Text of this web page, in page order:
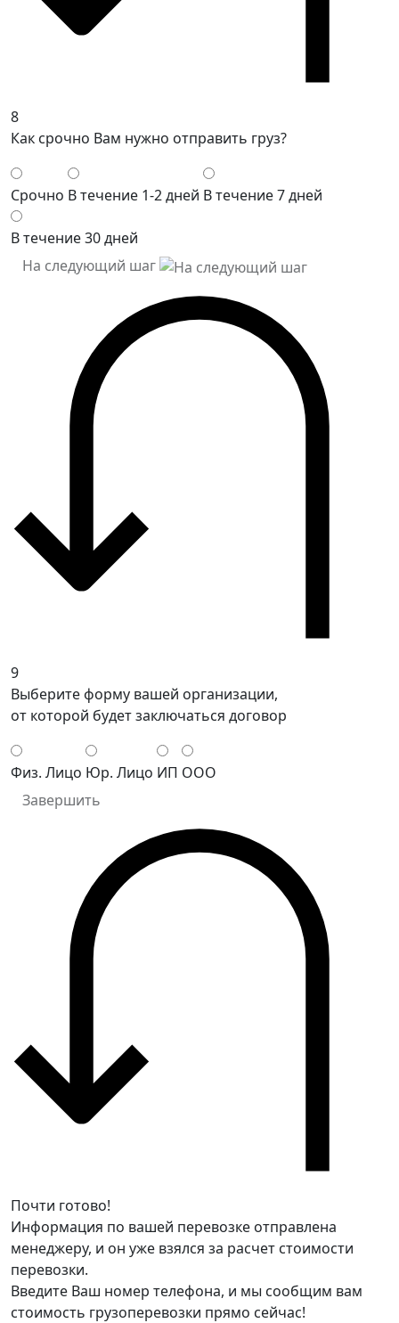
8
Как срочно Вам нужно отправить груз?
Срочно В течение 1-2 дней В течение 7 дней
В течение 30 дней
На следующий шаг
9
Выберите форму вашей организации,
от которой будет заключаться договор
Физ. Лицо Юр. Лицо ИП ООО
Завершить
Почти готово!
Информация по вашей перевозке отправлена
менеджеру, и он уже взялся за расчет стоимости
перевозки.
Введите Ваш номер телефона, и мы сообщим вам
стоимость грузоперевозки прямо сейчас!